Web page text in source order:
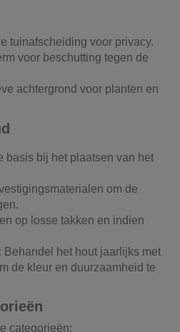
tuinafscheiding voor privacy.
voor beschutting tegen de
achtergrond voor planten en
basis bij het plaatsen van het
om de
op losse takken en indien
Behandel het hout jaarlijks met
de kleur en duurzaamheid te
categorieën: